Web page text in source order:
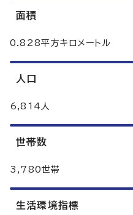
面積
0.828平方キロメートル
人口
6,814人
世帯数
3,780世帯
生活環境指標